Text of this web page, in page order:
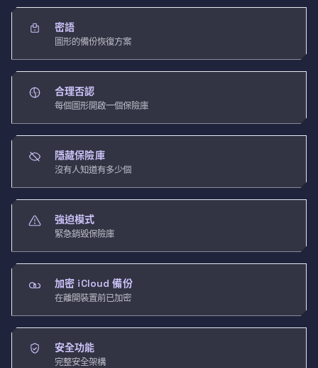
密語
圖形的備份恢復方案
合理否認
每個圖形開啟一個保險庫
隱藏保險庫
沒有人知道有多少個
強迫模式
緊急銷毀保險庫
加密 iCloud 備份
在離開裝置前已加密
安全功能
完整安全架構